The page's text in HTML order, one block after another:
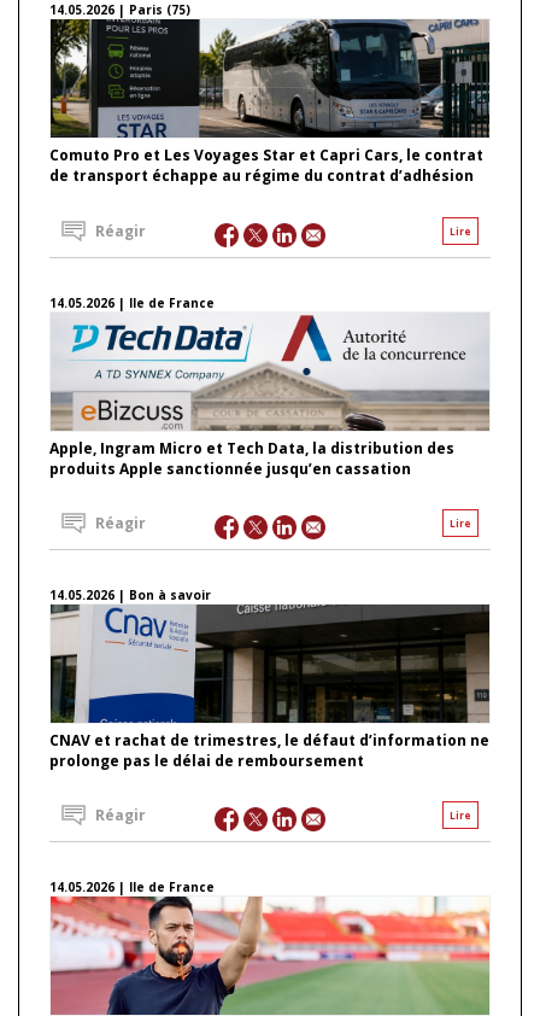
14.05.2026 | Paris (75)
Comuto Pro et Les Voyages Star et Capri Cars, le contrat
de transport échappe au régime du contrat d’adhésion
Lire
Réagir
14.05.2026 | Ile de France
Apple, Ingram Micro et Tech Data, la distribution des
produits Apple sanctionnée jusqu’en cassation
Lire
Réagir
14.05.2026 | Bon à savoir
CNAV et rachat de trimestres, le défaut d’information ne
prolonge pas le délai de remboursement
Lire
Réagir
14.05.2026 | Ile de France